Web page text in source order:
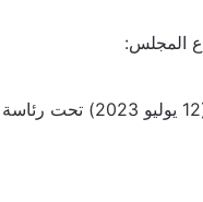
المجلس:
اجتمع مجلس الوزراء